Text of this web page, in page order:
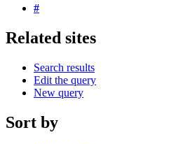
#
Related sites
Search results
Edit the query
New query
Sort by